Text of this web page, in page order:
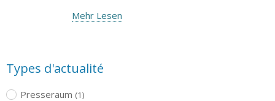
Mehr Lesen
Types d'actualité
Presseraum (1)